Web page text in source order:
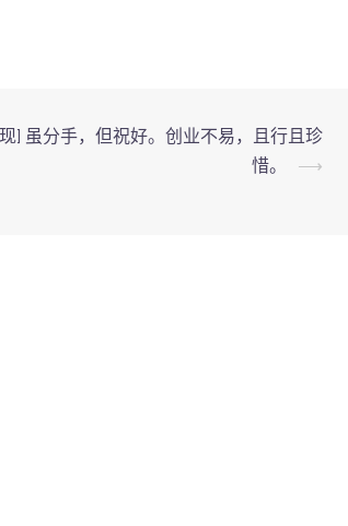
] 虽分手，但祝好。创业不易，且行且珍
惜。
⟶